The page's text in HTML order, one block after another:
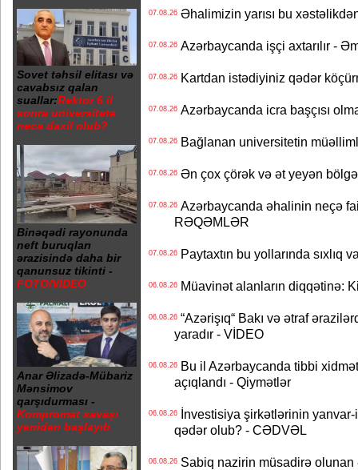
Sovet təhsil elitası və
cavabsız qalan
suallar:Rektor 6 il
sonra universitetə
necə daxil olub?
Binəqədi rayonunda
neft buruqları
ərazisində daha bir
qanunsuz tikinti -
FOTO/VİDEO
Anar Əlizadə-Mübariz
Mənsimov
qarşıdurması -
Kompromat savaşı
yenidən başlayıb
07.08.26Əhalimizin yarısı bu
07.08.26Azərbaycanda işçi axtarılır -
07.08.26Kartdan istədiyiniz qədər
07.08.26Azərbaycanda icra başçısı
07.08.26Bağlanan universitetin
07.08.26Ən çox çörək və ət yeyən
07.08.26Azərbaycanda əhalinin neçə
RƏQƏMLƏR
07.08.26Paytaxtın bu yollarında sıxlıq
06.08.26Müavinət alanların diqqətinə:
06.08.26“Azərişıq“ Bakı və ətraf
yaradır - VİDEO
06.08.26Bu il Azərbaycanda tibbi
açıqlandı - Qiymətlər
06.08.26İnvestisiya şirkətlərinin yanvar-
qədər olub? - CƏDVƏL
06.08.26Sabiq nazirin müsadirə olunan